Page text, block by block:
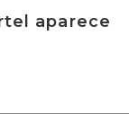
aparece